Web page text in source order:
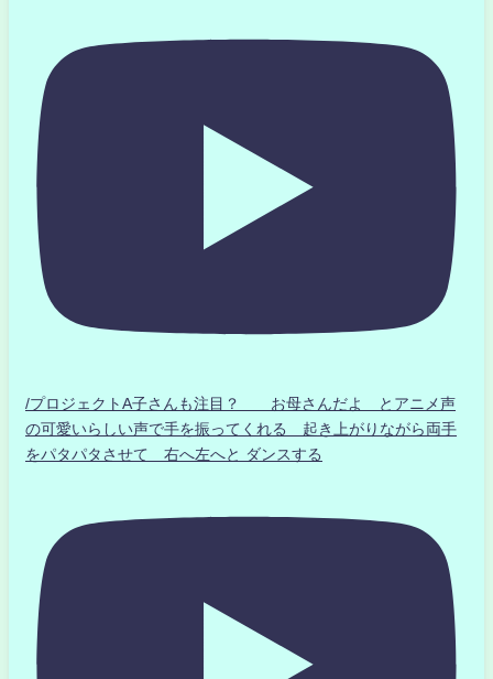
/プロジェクトA子さんも注目？ お母さんだよ とアニメ声
の可愛いらしい声で手を振ってくれる 起き上がりながら両手
をパタパタさせて 右へ左へと ダンスする